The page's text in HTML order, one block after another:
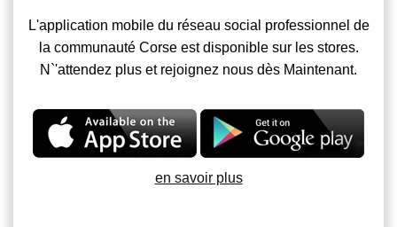
L'application mobile du réseau social professionnel de
la communauté Corse est disponible sur les stores.
N`'attendez plus et rejoignez nous dès Maintenant.
en savoir plus